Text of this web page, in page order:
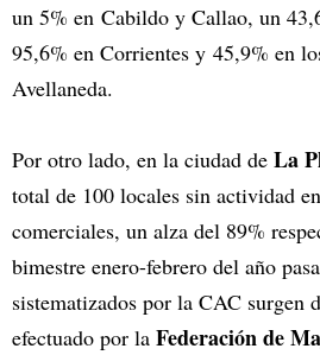
un 5% en Cabildo y Callao, un
95,6% en Corrientes y 45,9% en
Avellaneda.
Por otro lado, en la ciudad de La
total de 100 locales sin actividad
comerciales, un alza del 89%
bimestre enero-febrero del año
sistematizados por la CAC surgen
efectuado por la Federación de